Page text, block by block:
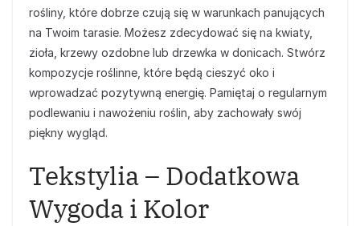
rośliny, które dobrze czują się w warunkach panujących
na Twoim tarasie. Możesz zdecydować się na kwiaty,
zioła, krzewy ozdobne lub drzewka w donicach. Stwórz
kompozycje roślinne, które będą cieszyć oko i
wprowadzać pozytywną energię. Pamiętaj o regularnym
podlewaniu i nawożeniu roślin, aby zachowały swój
piękny wygląd.
Tekstylia – Dodatkowa
Wygoda i Kolor